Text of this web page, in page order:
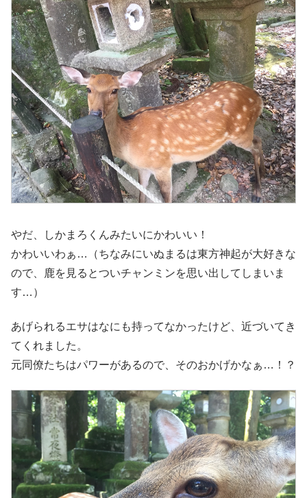
やだ、しかまろくんみたいにかわいい！
かわいいわぁ…（ちなみにいぬまるは東方神起が大好きな
ので、鹿を見るとついチャンミンを思い出してしまいま
す…）
あげられるエサはなにも持ってなかったけど、近づいてき
てくれました。
元同僚たちはパワーがあるので、そのおかげかなぁ…！？